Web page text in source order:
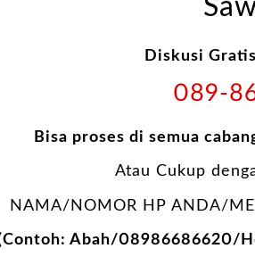
Diskusi
089-
Bisa proses di semua
Atau Cukup
NAMA/NOMOR HP ANDA/
Abah/08986686620/